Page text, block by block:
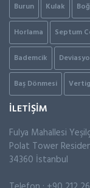
Burun Kulak
Horlama Septum
Bademcik
Baş Dönmesi
İLETİŞİM
Fulya Mahallesi
Polat Tower
34360 İstanbul